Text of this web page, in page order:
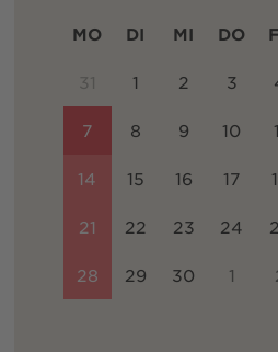
MO DI MI DO
31 1 2 3
7 8 9 10
14 15 16 17
21 22 23 24
28 29 30 1